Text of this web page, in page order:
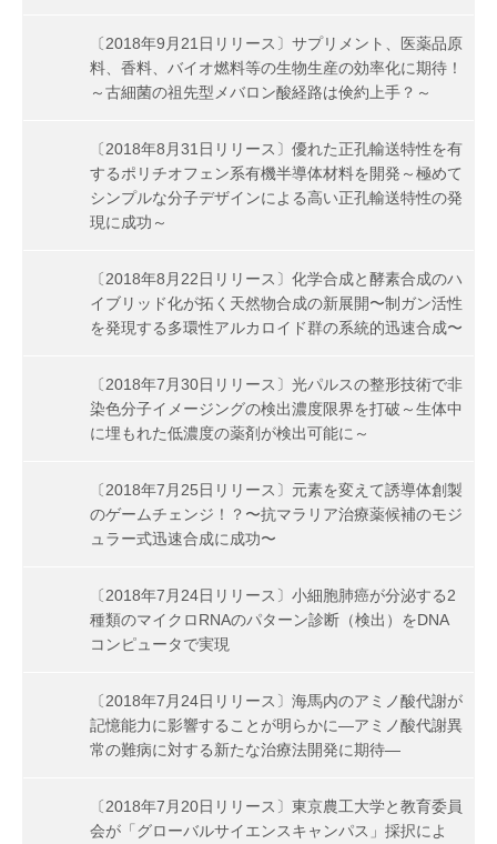
〔2018年9月21日リリース〕サプリメント、医薬品原
料、香料、バイオ燃料等の生物生産の効率化に期待！
～古細菌の祖先型メバロン酸経路は倹約上手？～
〔2018年8月31日リリース〕優れた正孔輸送特性を有
するポリチオフェン系有機半導体材料を開発～極めて
シンプルな分子デザインによる高い正孔輸送特性の発
現に成功～
〔2018年8月22日リリース〕化学合成と酵素合成のハ
イブリッド化が拓く天然物合成の新展開〜制ガン活性
を発現する多環性アルカロイド群の系統的迅速合成〜
〔2018年7月30日リリース〕光パルスの整形技術で非
染色分子イメージングの検出濃度限界を打破～生体中
に埋もれた低濃度の薬剤が検出可能に～
〔2018年7月25日リリース〕元素を変えて誘導体創製
のゲームチェンジ！？〜抗マラリア治療薬候補のモジ
ュラー式迅速合成に成功〜
〔2018年7月24日リリース〕小細胞肺癌が分泌する2
種類のマイクロRNAのパターン診断（検出）をDNA
コンピュータで実現
〔2018年7月24日リリース〕海馬内のアミノ酸代謝が
記憶能力に影響することが明らかに―アミノ酸代謝異
常の難病に対する新たな治療法開発に期待―
〔2018年7月20日リリース〕東京農工大学と教育委員
会が「グローバルサイエンスキャンパス」採択によ